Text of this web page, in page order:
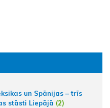
un Spānijas – trīs
stāsti Liepājā (2)